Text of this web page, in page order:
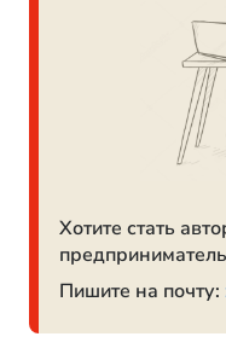
Хотите стать
Пишите на почту: